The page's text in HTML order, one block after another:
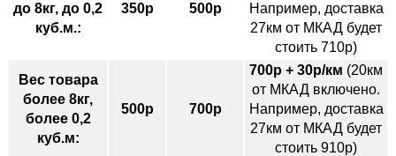
до 8кг, до 0,2
куб.м.:
350р 500р
Например, доставка
27км от МКАД будет
стоить 710р)
Вес товара
более 8кг,
более 0,2
куб.м:
500р 700р
700р + 30р/км (20км
от МКАД включено.
Например, доставка
27км от МКАД будет
стоить 910р)